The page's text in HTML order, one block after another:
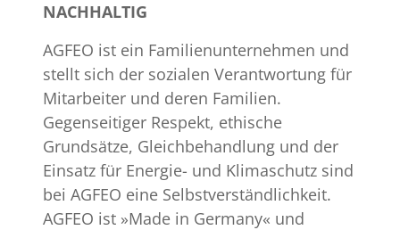
NACHHALTIG
AGFEO ist ein Familienunternehmen und
stellt sich der sozialen Verantwortung für
Mitarbeiter und deren Familien.
Gegenseitiger Respekt, ethische
Grundsätze, Gleichbehandlung und der
Einsatz für Energie- und Klimaschutz sind
bei AGFEO eine Selbstverständlichkeit.
AGFEO ist »Made in Germany« und